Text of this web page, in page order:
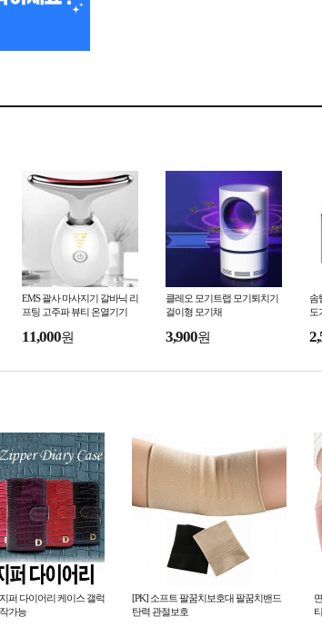
EMS 괄사 마사지기 갈바닉 리
프팅 고주파 뷰티 온열기기
11,000원
클레오 모기트랩 모기퇴치기
걸이형 모기채
3,900원
솜
도
퍼 다이어리 케이스 갤럭
가능
[PK] 소프트 팔꿈치보호대 팔꿈치밴드
탄력 관절보호
티